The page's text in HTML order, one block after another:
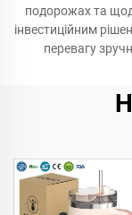
подорожах та
інвестиційним
перевагу